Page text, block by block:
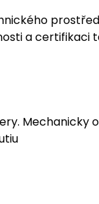
a certifikaci